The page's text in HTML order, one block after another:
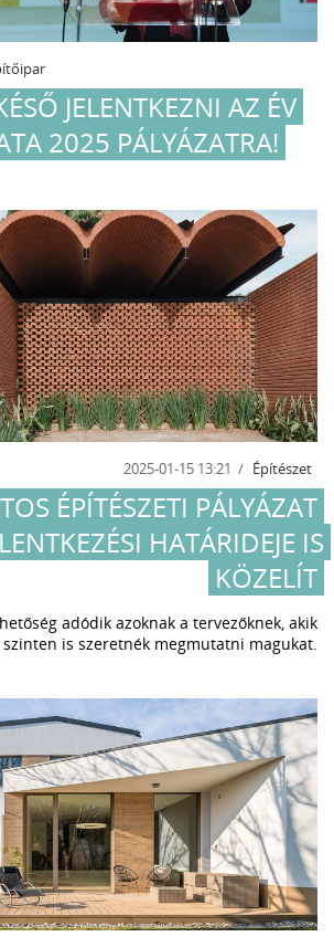
JELENTKEZNI AZ ÉV
2025 PÁLYÁZATRA!
2025-01-15 13:21 Építészet
ÉPÍTÉSZETI PÁLYÁZAT
HATÁRIDEJE IS
KÖZELÍT
adódik azoknak a tervezőknek, akik
is szeretnék megmutatni magukat.